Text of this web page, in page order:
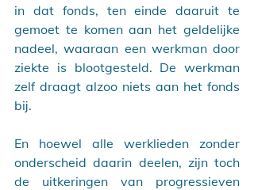
in dat fonds, ten einde daaruit te
gemoet te komen aan het geldelijke
nadeel, waaraan een werkman door
ziekte is blootgesteld. De werkman
zelf draagt alzoo niets aan het fonds
bij.
En hoewel alle werklieden zonder
onderscheid daarin deelen, zijn toch
de uitkeringen van progressieven